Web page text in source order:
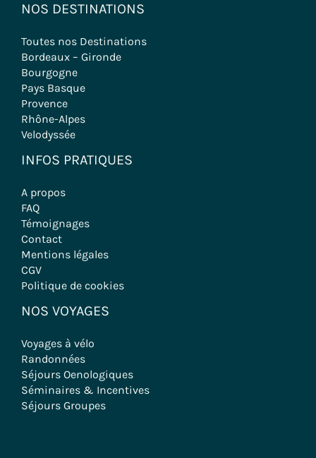
NOS DESTINATIONS
Toutes nos Destinations
Bordeaux – Gironde
Bourgogne
Pays Basque
Provence
Rhône-Alpes
Velodyssée
INFOS PRATIQUES
A propos
FAQ
Témoignages
Contact
Mentions légales
CGV
Politique de cookies
NOS VOYAGES
Voyages à vélo
Randonnées
Séjours Oenologiques
Séminaires & Incentives
Séjours Groupes